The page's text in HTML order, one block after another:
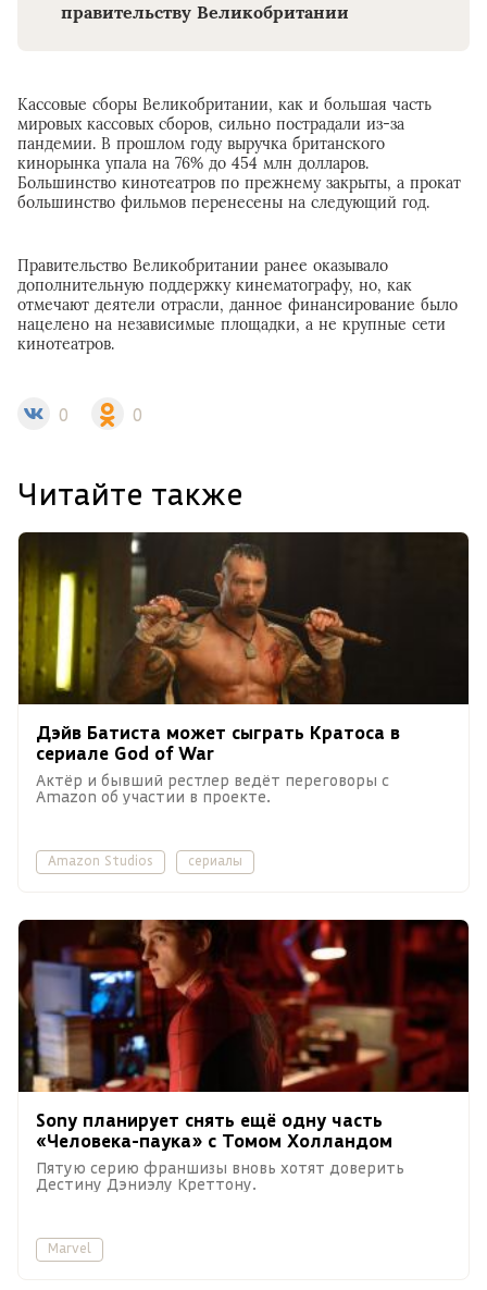
правительству Великобритании
Кассовые сборы Великобритании, как и большая часть
мировых кассовых сборов, сильно пострадали из-за
пандемии. В прошлом году выручка британского
кинорынка упала на 76% до 454 млн долларов.
Большинство кинотеатров по прежнему закрыты, а прокат
большинство фильмов перенесены на следующий год.
Правительство Великобритании ранее оказывало
дополнительную поддержку кинематографу, но, как
отмечают деятели отрасли, данное финансирование было
нацелено на независимые площадки, а не крупные сети
кинотеатров.
0 0
Читайте также
Дэйв Батиста может сыграть Кратоса в
сериале God of War
Актёр и бывший рестлер ведёт переговоры с
Amazon об участии в проекте.
Amazon Studios сериалы
Sony планирует снять ещё одну часть
«Человека-паука» с Томом Холландом
Пятую серию франшизы вновь хотят доверить
Дестину Дэниэлу Креттону.
Marvel